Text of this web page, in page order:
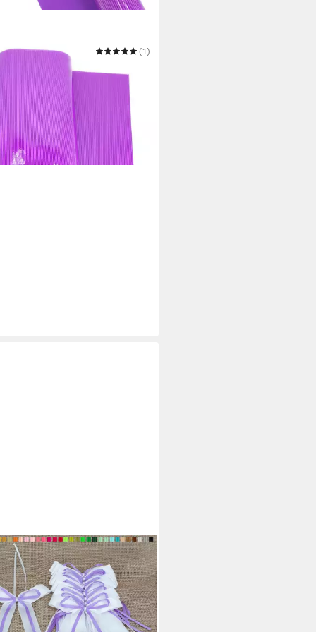
(1)
1 m)
Werktagen bei dir
1 Stk)
bei dir